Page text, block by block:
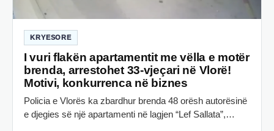
KRYESORE
I vuri flakën apartamentit me vëlla e motër
brenda, arrestohet 33-vjeçari në Vlorë!
Motivi, konkurrenca në biznes
Policia e Vlorës ka zbardhur brenda 48 orësh autorësinë
e djegies së një apartamenti në lagjen “Lef Sallata”,…